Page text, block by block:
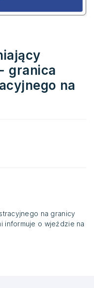
granica
na
na granicy
informuje o wjeździe na